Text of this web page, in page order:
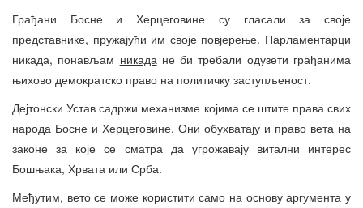
Грађани Босне и Херцеговине су гласали за своје
представнике, пружајући им своје повјерење. Парламентарци
никада, понављам никадане би требали одузети грађанима
њихово демократско право на политичку заступљеност.
Дејтонски Устав садржи механизме којима се штите права свих
народа Босне и Херцеговине. Они обухватају и право вета на
законе за које се сматра да угрожавају витални интерес
Бошњака, Хрвата или Срба.
Међутим, вето се може користити само на основу аргумента у